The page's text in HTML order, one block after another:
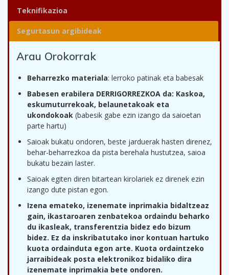
Teknifikazioa
Segurtasun argibideak
Arau Orokorrak
Beharrezko materiala: lerroko patinak eta babesak
Babesen erabilera DERRIGORREZKOA da: Kaskoa,
eskumuturrekoak, belaunetakoak eta
ukondokoak (babesik gabe ezin izango da saioetan
parte hartu)
Saioak bukatu ondoren, beste jarduerak hasten direnez,
behar-beharrezkoa da pista berehala hustutzea, saioa
bukatu bezain laster.
Saioak egiten diren bitartean kirolariek ez direnek ezin
izango dute pistan egon.
Izena emateko, izenemate inprimakia bidaltzeaz
gain, ikastaroaren zenbatekoa ordaindu beharko
du ikasleak, transferentzia bidez edo bizum
bidez. Ez da inskribatutako inor kontuan hartuko
kuota ordainduta egon arte. Kuota ordaintzeko
jarraibideak posta elektronikoz bidaliko dira
izenemate inprimakia bete ondoren.